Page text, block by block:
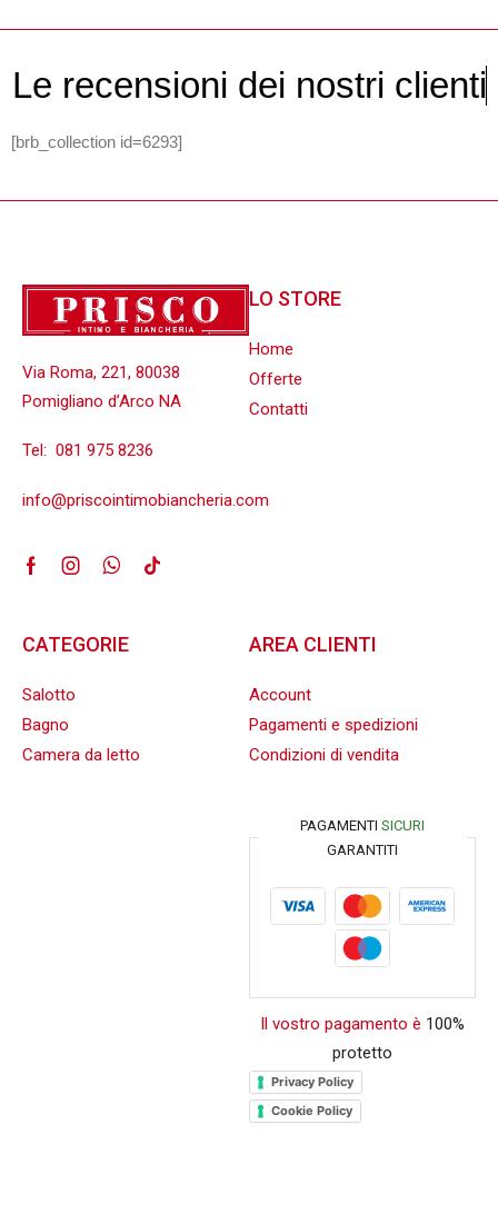
Le recensioni dei nostri clienti
[brb_collection id=6293]
Via Roma, 221, 80038
Pomigliano d’Arco NA
Tel: 081 975 8236
info@priscointimobiancheria.com
LO STORE
Home
Offerte
Contatti
CATEGORIE
Salotto
Bagno
Camera da letto
AREA CLIENTI
Account
Pagamenti e spedizioni
Condizioni di vendita
PAGAMENTI SICURI
GARANTITI
Il vostro pagamento è 100%
protetto
Privacy Policy
Cookie Policy